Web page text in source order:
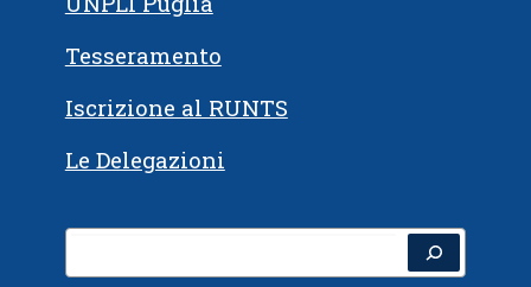
Tesseramento
Iscrizione al RUNTS
Le Delegazioni